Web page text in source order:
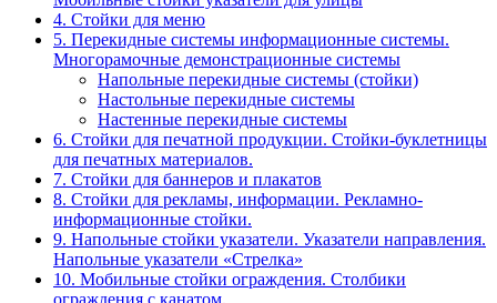
4. Стойки для меню
5. Перекидные системы информационные системы.
Многорамочные демонстрационные системы
Напольные перекидные системы (стойки)
Настольные перекидные системы
Настенные перекидные системы
6. Стойки для печатной продукции. Стойки-буклетницы
для печатных материалов.
7. Стойки для баннеров и плакатов
8. Стойки для рекламы, информации. Рекламно-
информационные стойки.
9. Напольные стойки указатели. Указатели направления.
Напольные указатели «Стрелка»
10. Мобильные стойки ограждения. Столбики
ограждения с канатом.